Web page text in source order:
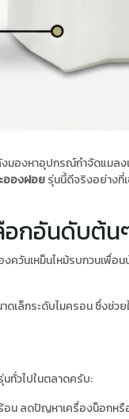
องหาอุปกรณ์กำจัดแมลง
อองฝอยรุ่นนี้ดีจริงอย่างที่
ลือกอันดับต้
วันเหม็นไหม้รบกวนเพื่อน
เล็กระดับไมครอน ซึ่งช่ว
นทั่วไปในตลาดครับ:
น ลดปัญหาเครื่องน็อกห